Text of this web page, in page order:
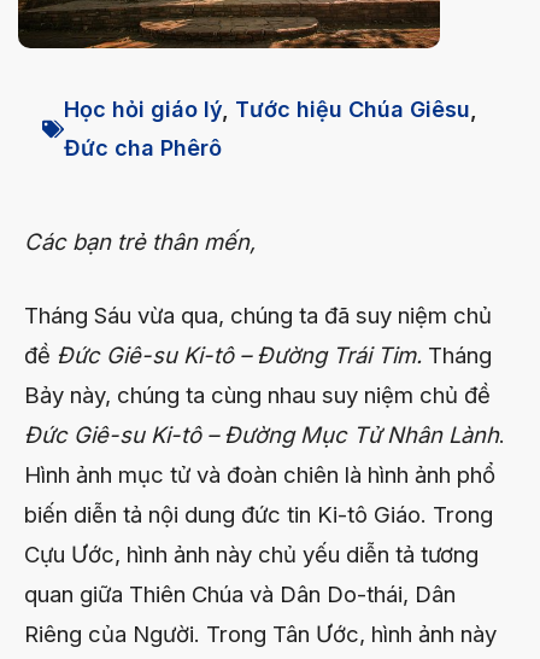
Học hỏi giáo lý, Tước hiệu Chúa Giêsu,
Đức cha Phêrô
Các bạn trẻ thân mến,
Tháng Sáu vừa qua, chúng ta đã suy niệm chủ
đề Đức Giê-su Ki-tô – Đường Trái Tim. Tháng
Bảy này, chúng ta cùng nhau suy niệm chủ đề
Đức Giê-su Ki-tô – Đường Mục Tử Nhân Lành.
Hình ảnh mục tử và đoàn chiên là hình ảnh phổ
biến diễn tả nội dung đức tin Ki-tô Giáo. Trong
Cựu Ước, hình ảnh này chủ yếu diễn tả tương
quan giữa Thiên Chúa và Dân Do-thái, Dân
Riêng của Người. Trong Tân Ước, hình ảnh này